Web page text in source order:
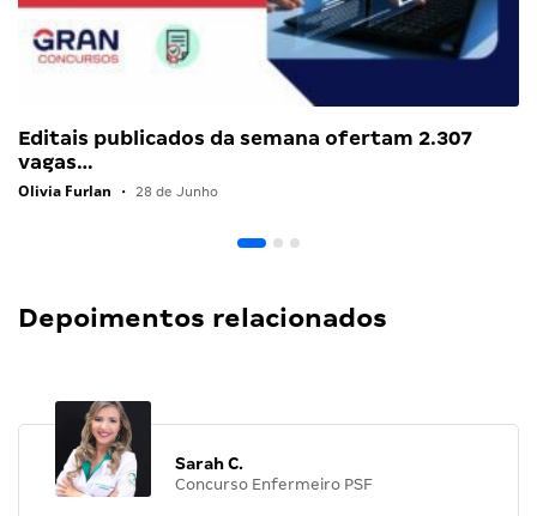
Editais publicados da semana ofertam 2.307
vagas…
Olivia Furlan • 28 de Junho
Depoimentos relacionados
Sarah C.
Concurso Enfermeiro PSF